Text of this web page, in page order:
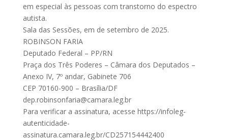
em especial às pessoas com transtorno do espectro
autista.
Sala das Sessões, em de setembro de 2025.
ROBINSON FARIA
Deputado Federal – PP/RN
Praça dos Três Poderes – Câmara dos Deputados –
Anexo IV, 7º andar, Gabinete 706
CEP 70160-900 – Brasília/DF
dep.robinsonfaria@camara.leg.br
Para verificar a assinatura, acesse https://infoleg-
autenticidade-
assinatura.camara.leg.br/CD257154442400